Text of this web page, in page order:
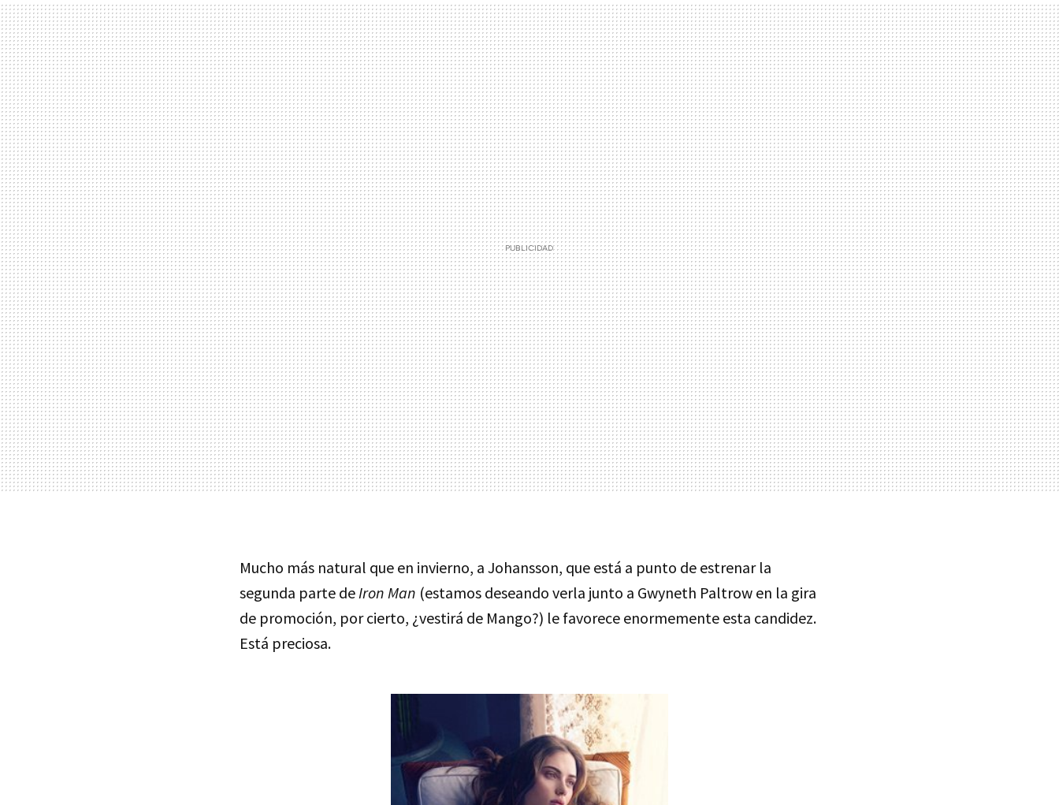
Mucho más natural que en invierno, a Johansson, que está a punto de estrenar la
segunda parte deIron Man (estamos deseando verla junto a Gwyneth Paltrow en la gira
de promoción, por cierto, ¿vestirá de Mango?) le favorece enormemente esta candidez.
Está preciosa.